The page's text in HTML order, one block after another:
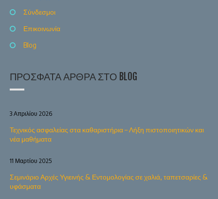
Σύνδεσμοι
Επικοινωνία
Blog
ΠΡΌΣΦΑΤΑ ΆΡΘΡΑ ΣΤΟ BLOG
Τεχνικός ασφαλείας στα καθαριστήρια – Λήξη πιστοποιητικών και
νέα μαθήματα
3 Απριλίου 2026
Σεμινάριο Αρχές Υγιεινής & Εντομολογίας σε χαλιά, ταπετσαρίες &
υφάσματα
11 Μαρτίου 2025